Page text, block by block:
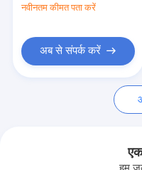
समुद्री माल अग्रेषणकर्ता
नवीनतम कीमत पता करें
अब से संपर्क करें